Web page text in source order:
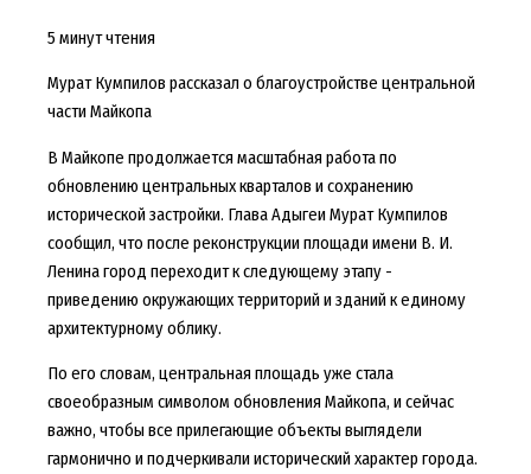
5 минут чтения
Мурат Кумпилов рассказал о благоустройстве центральной
части Майкопа
В Майкопе продолжается масштабная работа по
обновлению центральных кварталов и сохранению
исторической застройки. Глава Адыгеи Мурат Кумпилов
сообщил, что после реконструкции площади имени В. И.
Ленина город переходит к следующему этапу -
приведению окружающих территорий и зданий к единому
архитектурному облику.
По его словам, центральная площадь уже стала
своеобразным символом обновления Майкопа, и сейчас
важно, чтобы все прилегающие объекты выглядели
гармонично и подчеркивали исторический характер города.